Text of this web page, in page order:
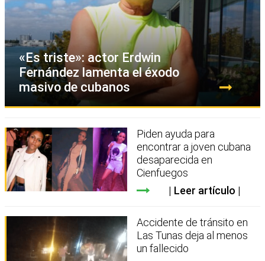
«Es triste»: actor Erdwin
Fernández lamenta el éxodo
masivo de cubanos
Piden ayuda para
encontrar a joven cubana
desaparecida en
Cienfuegos
Leer artículo
Accidente de tránsito en
Las Tunas deja al menos
un fallecido